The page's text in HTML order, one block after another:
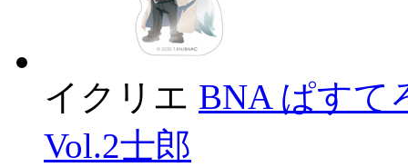
イクリエ BNA ぱす
Vol.2士郎